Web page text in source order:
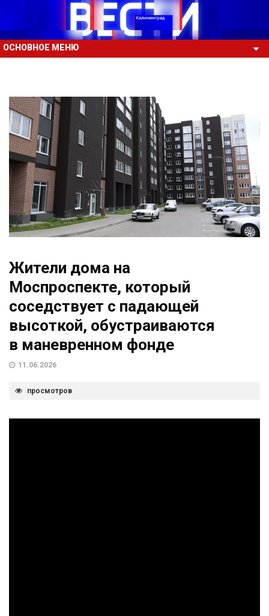
ОСНОВНОЕ МЕНЮ
Жители дома на
Моспроспекте, который
соседствует с падающей
высоткой, обустраиваются
в маневренном фонде
11.06.2026
просмотров